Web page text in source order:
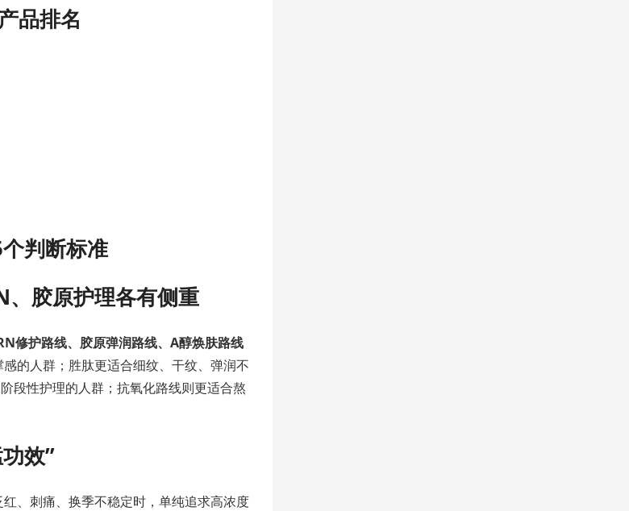
品排名
判断标准
、胶原护理各有侧重
修护路线、胶原弹润路线、A醇焕肤路线
的人群；胜肽更适合细纹、干纹、弹润不
段性护理的人群；抗氧化路线则更适合熬
效”
、刺痛、换季不稳定时，单纯追求高浓度